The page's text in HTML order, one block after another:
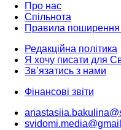
Про нас
Спільнота
Правила поширення
Редакційна політика
Я хочу писати для
Зв’язатись з нами
Фінансові звіти